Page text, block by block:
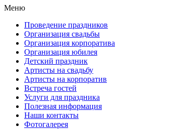
Меню
Проведение праздников
Организация свадьбы
Организация корпоратива
Организация юбилея
Детский праздник
Артисты на свадьбу
Артисты на корпоратив
Встреча гостей
Услуги для праздника
Полезная информация
Наши контакты
Фотогалерея